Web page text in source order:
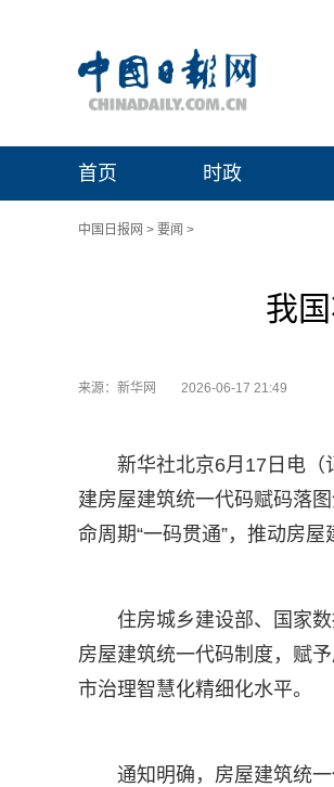
首页 时政
中国日报网 > 要闻 >
我
来源：新华网 2026-06-17 21:49
新华社北京6月17日电（
建房屋建筑统一代码赋码落
命周期“一码贯通”，推动房
住房城乡建设部、国家
房屋建筑统一代码制度，赋
市治理智慧化精细化水平。
通知明确，房屋建筑统